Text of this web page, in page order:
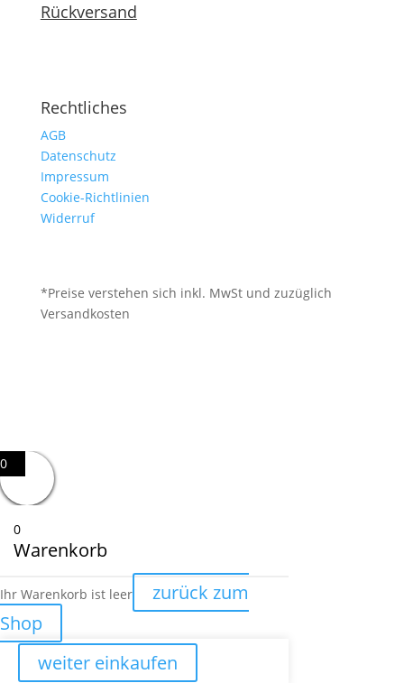
Rückversand
Rechtliches
AGB
Datenschutz
Impressum
Cookie-Richtlinien
Widerruf
*Preise verstehen sich inkl. MwSt und zuzüglich
Versandkosten
0
0
Warenkorb
Ihr Warenkorb ist leer
zurück zum
Shop
weiter einkaufen